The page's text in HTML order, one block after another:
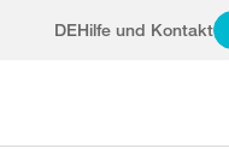
DEHilfe und Kontakt